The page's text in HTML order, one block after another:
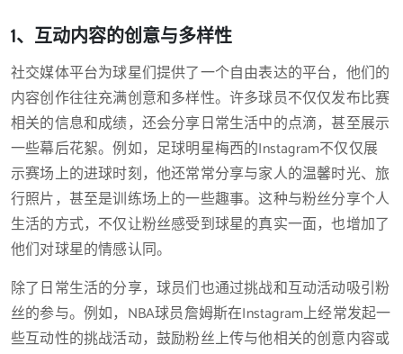
1、互动内容的创意与多样性
社交媒体平台为球星们提供了一个自由表达的平台，他们的
内容创作往往充满创意和多样性。许多球员不仅仅发布比赛
相关的信息和成绩，还会分享日常生活中的点滴，甚至展示
一些幕后花絮。例如，足球明星梅西的Instagram不仅仅展
示赛场上的进球时刻，他还常常分享与家人的温馨时光、旅
行照片，甚至是训练场上的一些趣事。这种与粉丝分享个人
生活的方式，不仅让粉丝感受到球星的真实一面，也增加了
他们对球星的情感认同。
除了日常生活的分享，球员们也通过挑战和互动活动吸引粉
丝的参与。例如，NBA球员詹姆斯在Instagram上经常发起一
些互动性的挑战活动，鼓励粉丝上传与他相关的创意内容或